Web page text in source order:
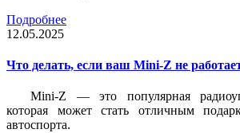
Подробнее
12.05.2025
Что делать, если ваш Mini-Z не
Mini-Z — это популярная
которая может стать отличным
автоспорта.